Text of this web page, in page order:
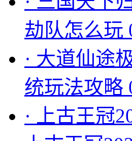
劫队怎么玩
· 大道仙途
统玩法攻略
·
上古王冠